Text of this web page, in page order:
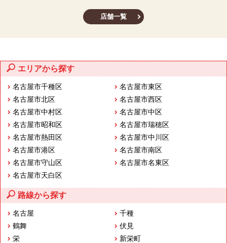
店舗一覧
エリアから探す
名古屋市千種区
名古屋市東区
名古屋市北区
名古屋市西区
名古屋市中村区
名古屋市中区
名古屋市昭和区
名古屋市瑞穂区
名古屋市熱田区
名古屋市中川区
名古屋市港区
名古屋市南区
名古屋市守山区
名古屋市名東区
名古屋市天白区
路線から探す
名古屋
千種
鶴舞
伏見
栄
新栄町